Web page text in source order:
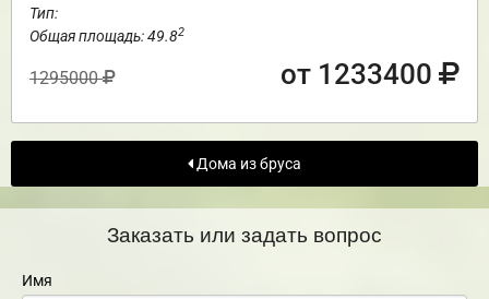
Тип:
Общая площадь: 49.82
1295000 от 1233400
Дома из бруса
Заказать или задать вопрос
Имя